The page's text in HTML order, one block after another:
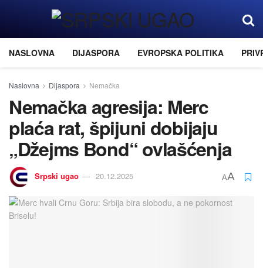
NASLOVNA DIJASPORA EVROPSKA POLITIKA
Naslovna Dijaspora Nemačka
Nemačka agresija: Merc
plaća rat, špijuni dobijaju
„Džejms Bond“ ovlašćenja
Srpski ugao 20.12.2025 AA